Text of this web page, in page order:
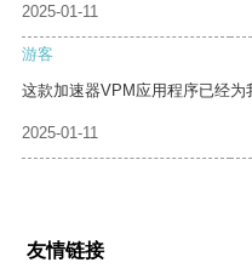
2025-01-11
游客
这款加速器VPM应用程序已经为
2025-01-11
友情链接